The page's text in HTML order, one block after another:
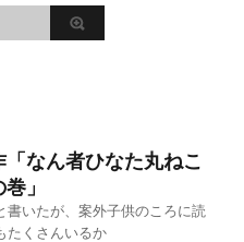
「なん者ひなた丸ねこ
」
書いたが、案外子供のころに読
たくさんいるか